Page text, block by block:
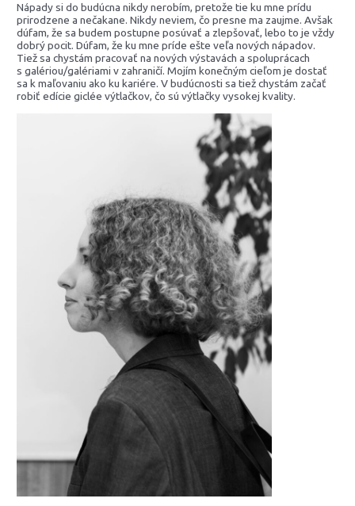
Nápady si do budúcna nikdy nerobím, pretože tie ku mne prídu
prirodzene a nečakane. Nikdy neviem, čo presne ma zaujme. Avšak
dúfam, že sa budem postupne posúvať a zlepšovať, lebo to je vždy
dobrý pocit. Dúfam, že ku mne príde ešte veľa nových nápadov.
Tiež sa chystám pracovať na nových výstavách a spoluprácach
s galériou/galériami v zahraničí. Mojím konečným cieľom je dostať
sa k maľovaniu ako ku kariére. V budúcnosti sa tiež chystám začať
robiť edície giclée výtlačkov, čo sú výtlačky vysokej kvality.